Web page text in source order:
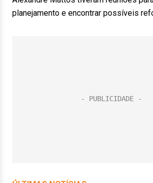
planejamento e encontrar possíveis